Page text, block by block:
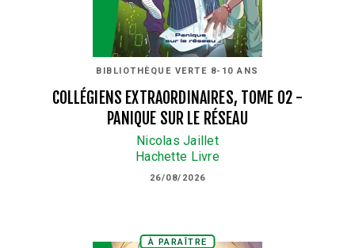
BIBLIOTHÈQUE VERTE 8-10 ANS
COLLÉGIENS EXTRAORDINAIRES, TOME 02 -
PANIQUE SUR LE RÉSEAU
Nicolas Jaillet
Hachette Livre
26/08/2026
À PARAÎTRE